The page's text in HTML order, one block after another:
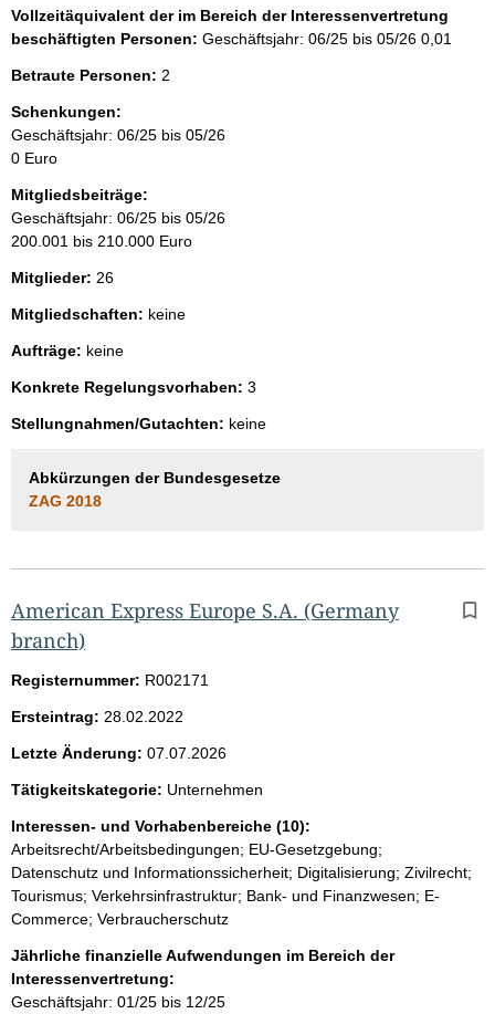
Vollzeitäquivalent der im Bereich der Interessenvertretung
beschäftigten Personen: Geschäftsjahr: 06/25 bis 05/26 0,01
Betraute Personen: 2
Schenkungen:
Geschäftsjahr: 06/25 bis 05/26
0 Euro
Mitgliedsbeiträge:
Geschäftsjahr: 06/25 bis 05/26
200.001 bis 210.000 Euro
Mitglieder: 26
Mitgliedschaften: keine
Aufträge: keine
Konkrete Regelungsvorhaben: 3
Stellungnahmen/Gutachten: keine
Abkürzungen der Bundesgesetze
ZAG 2018
American Express Europe S.A. (Germany
branch)
Registernummer: R002171
Ersteintrag: 28.02.2022
Letzte Änderung: 07.07.2026
Tätigkeitskategorie: Unternehmen
Interessen- und Vorhabenbereiche (10):
Arbeitsrecht/Arbeitsbedingungen; EU-Gesetzgebung;
Datenschutz und Informationssicherheit; Digitalisierung; Zivilrecht;
Tourismus; Verkehrsinfrastruktur; Bank- und Finanzwesen; E-
Commerce; Verbraucherschutz
Jährliche finanzielle Aufwendungen im Bereich der
Interessenvertretung:
Geschäftsjahr: 01/25 bis 12/25